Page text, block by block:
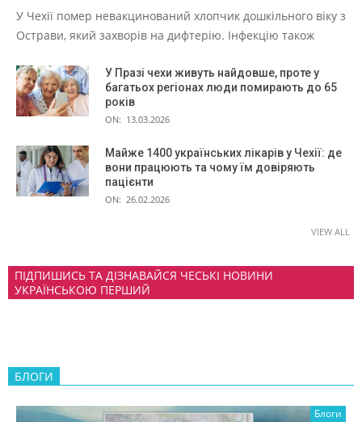
У Чехії помер невакцинований хлопчик дошкільного віку з
Острави, який захворів на дифтерію. Інфекцію також
У Празі чехи живуть найдовше, проте у
багатьох регіонах люди помирають до 65
років
ON: 13.03.2026
Майже 1400 українських лікарів у Чехії: де
вони працюють та чому їм довіряють
пацієнти
ON: 26.02.2026
VIEW ALL
ПІДПИШИСЬ ТА ДІЗНАВАЙСЯ ЧЕСЬКІ НОВИНИ
УКРАЇНСЬКОЮ ПЕРШИЙ
БЛОГИ
Блоги